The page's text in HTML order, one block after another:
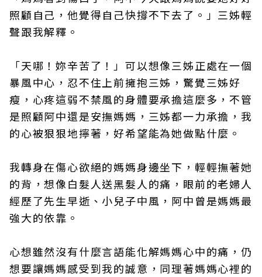
照顧自己，他覺得自己快撐不下去了。」三姊輕
聲跟我解釋。
「天哪！妳辛苦了！」可以想像三姊正處在一個
暴風中心，忍不住上前擁抱三姊，驚覺三姊好
瘦，心疼這弱不禁風的身體要承擔這麼多，不管
是照顧阿中還是安撫媽媽，三姊都一力承擔，我
的心被狠狠地擰著，好希望能為她做點什麼。
我轉身在傷心欲絕的媽媽身邊坐下，輕輕撫著她
的背，想像白髮人送黑髮人的痛，眼前的老婦人
經歷了先生早逝、小兒子中風，阿中曾是媽媽最
強大的依靠。
心想雖然沒有什麼言語能化解媽媽心中的痛，仍
想要讓媽媽感受到我的誠意，同理著媽媽心裡的